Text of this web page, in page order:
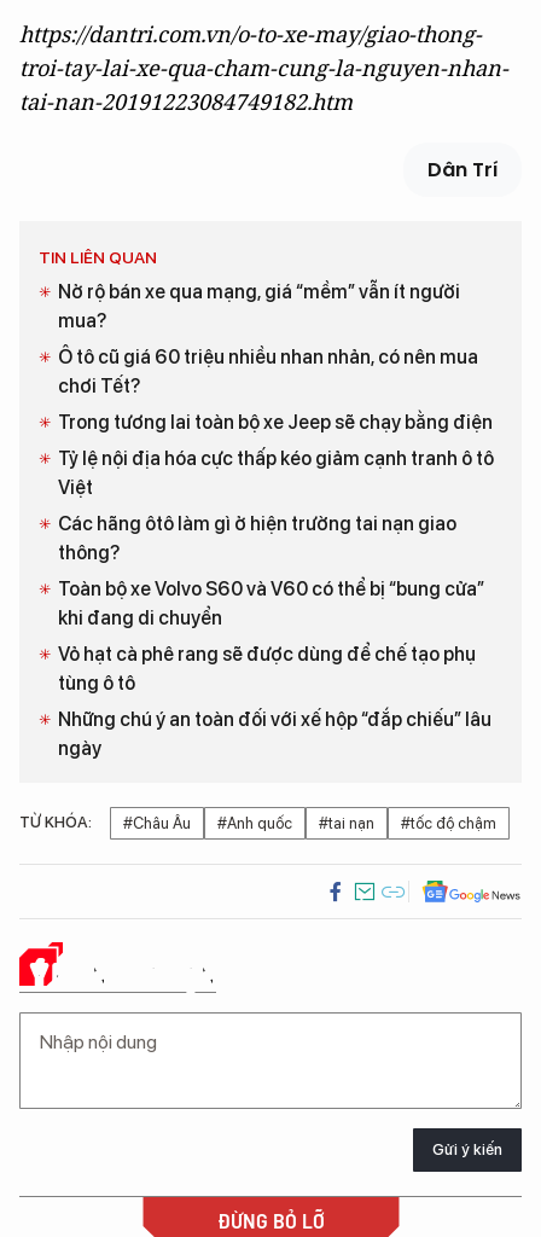
https://dantri.com.vn/o-to-xe-may/giao-thong-
troi-tay-lai-xe-qua-cham-cung-la-nguyen-nhan-
tai-nan-20191223084749182.htm
Dân Trí
TIN LIÊN QUAN
Nở rộ bán xe qua mạng, giá “mềm” vẫn ít người
mua?
Ô tô cũ giá 60 triệu nhiều nhan nhản, có nên mua
chơi Tết?
Trong tương lai toàn bộ xe Jeep sẽ chạy bằng điện
Tỷ lệ nội địa hóa cực thấp kéo giảm cạnh tranh ô tô
Việt
Các hãng ôtô làm gì ở hiện trường tai nạn giao
thông?
Toàn bộ xe Volvo S60 và V60 có thể bị “bung cửa”
khi đang di chuyển
Vỏ hạt cà phê rang sẽ được dùng để chế tạo phụ
tùng ô tô
Những chú ý an toàn đối với xế hộp “đắp chiếu” lâu
ngày
TỪ KHÓA: #Châu Âu #Anh quốc #tai nạn #tốc độ chậm
Ý KIẾN CỦA BẠN
Gửi ý kiến
ĐỪNG BỎ LỠ